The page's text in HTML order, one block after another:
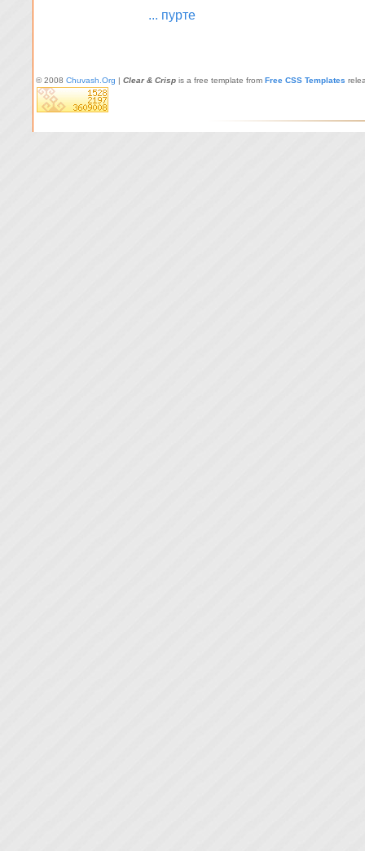
... пурте
© 2008 Chuvash.Org | Clear & Crisp is a free template from Free CSS Templates